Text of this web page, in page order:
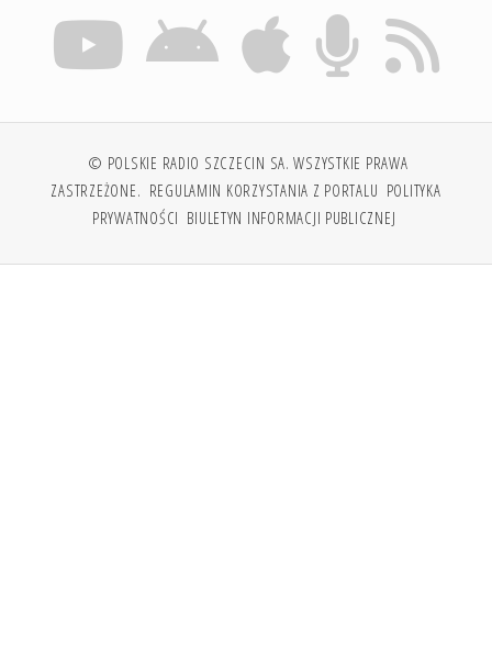
© POLSKIE RADIO SZCZECIN SA. WSZYSTKIE PRAWA
ZASTRZEŻONE. REGULAMIN KORZYSTANIA Z PORTALU POLITYKA
PRYWATNOŚCI BIULETYN INFORMACJI PUBLICZNEJ